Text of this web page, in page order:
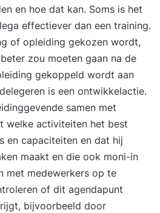
we verder aan de rol van
De
de OR om advies te
bedrijfssluitingen, fusies,
detachering en
bereiden we de
concrete adviesaanvraag
's Middags staan trends in
zoals Het Nieuwe Werken,
duurzaamheid
Welk standpunt
houdt de OR regie bij dit
en hoe dat kan. Soms is het
effectiever dan een training.
of opleiding gekozen wordt,
zou moeten gaan na de
gekoppeld wordt aan
is een ontwikkelactie.
samen met
welke activiteiten het best
en capaciteiten en dat hij
maakt en die ook moni-in
met medewerkers op te
of dit agendapunt
bijvoorbeeld door